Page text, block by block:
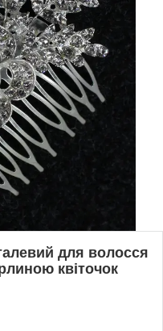
для волосся
квіточок